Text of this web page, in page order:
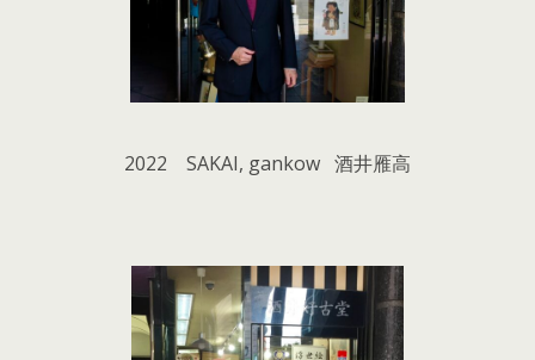
2022 SAKAI, gankow 酒井雁高